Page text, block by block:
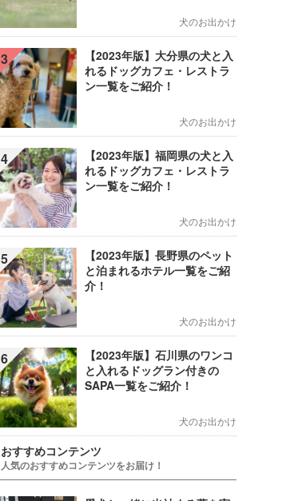
犬のお出かけ
3
【2023年版】大分県の犬と入
れるドッグカフェ・レストラ
ン一覧をご紹介！
犬のお出かけ
4
【2023年版】福岡県の犬と入
れるドッグカフェ・レストラ
ン一覧をご紹介！
犬のお出かけ
5
【2023年版】長野県のペット
と泊まれるホテル一覧をご紹
介！
犬のお出かけ
6
【2023年版】石川県のワンコ
と入れるドッグラン付きの
SAPA一覧をご紹介！
犬のお出かけ
おすすめコンテンツ
人気のおすすめコンテンツをお届け！